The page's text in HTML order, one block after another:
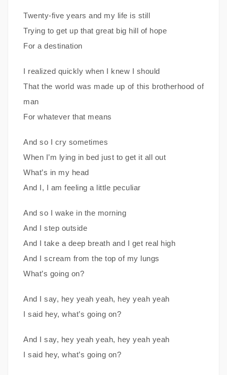
Twenty-five years and my life is still
Trying to get up that great big hill of hope
For a destination
I realized quickly when I knew I should
That the world was made up of this brotherhood of
man
For whatever that means
And so I cry sometimes
When I’m lying in bed just to get it all out
What’s in my head
And I, I am feeling a little peculiar
And so I wake in the morning
And I step outside
And I take a deep breath and I get real high
And I scream from the top of my lungs
What’s going on?
And I say, hey yeah yeah, hey yeah yeah
I said hey, what’s going on?
And I say, hey yeah yeah, hey yeah yeah
I said hey, what’s going on?